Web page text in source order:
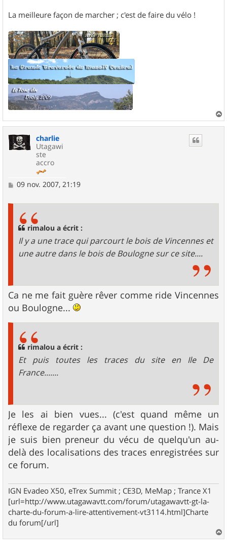
La meilleure façon de marcher ; c'est de faire du vélo !
a
charlie
Utagawi
ste
accro
M
09 nov. 2007, 21:19
rimalou a écrit :
Il y a une trace qui parcourt le bois de Vincennes et
une autre dans le bois de Boulogne sur ce site....
Ca ne me fait guère rêver comme ride Vincennes
ou Boulogne...
rimalou a écrit :
Et puis toutes les traces du site en Ile De
France.......
Je les ai bien vues... (c'est quand même un
réflexe de regarder ça avant une question !). Mais
je suis bien preneur du vécu de quelqu'un au-
delà des localisations des traces enregistrées sur
ce forum.
IGN Evadeo X50, eTrex Summit ; CE3D, MeMap ; Trance X1
[url=http://www.utagawavtt.com/forum/utagawavtt-gt-la-
charte-du-forum-a-lire-attentivement-vt3114.html]Charte
du forum[/url]
a